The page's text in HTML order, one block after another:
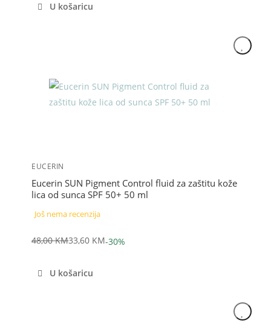
bila
je:
U košaricu
EUCERIN
Eucerin SUN Pigment Control fluid za zaštitu kože
lica od sunca SPF 50+ 50 ml
Još nema recenzija
48,00KM
Izvorna
bila
33,60 KM
Trenutna
je:
-30%
U košaricu